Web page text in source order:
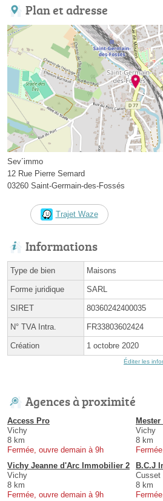
Plan et adresse
Sev´immo
12 Rue Pierre Semard
03260 Saint-Germain-des-Fossés
Trajet Waze
Informations
Type de bien Maisons
Forme juridique SARL
SIRET 80360242400035
N° TVA Intra. FR33803602424
Création 1 octobre 2020
Éditer les
Agences à proximité
Access Pro
Vichy
8 km
Fermée, ouvre demain à 9h
Vichy
8 km
Vichy Jeanne d'Arc Immobilier 2
Vichy
8 km
Fermée, ouvre demain à 9h
B.C.J
Cusset
8 km